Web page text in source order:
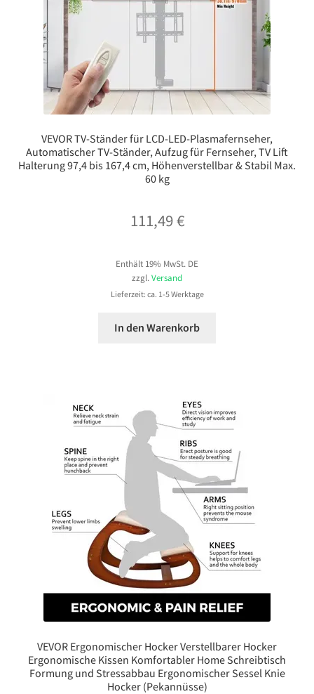
VEVOR TV-Ständer für LCD-LED-Plasmafernseher,
Automatischer TV-Ständer, Aufzug für Fernseher, TV Lift
Halterung 97,4 bis 167,4 cm, Höhenverstellbar & Stabil Max.
60 kg
111,49€
Enthält 19% MwSt. DE
zzgl. Versand
Lieferzeit: ca. 1-5 Werktage
In den Warenkorb
VEVOR Ergonomischer Hocker Verstellbarer Hocker
Ergonomische Kissen Komfortabler Home Schreibtisch
Formung und Stressabbau Ergonomischer Sessel Knie
Hocker (Pekannüsse)